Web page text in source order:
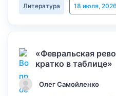
Литература 18 июля, 2026
«Февральская
кратко в таблице»
Олег Самойленко